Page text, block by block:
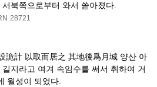
북쪽으로부터 와서 쏟아졌다.
28721
詭計 以取而居之 其地後爲月城 양산 아
지라고 여겨 속임수를 써서 취하여 거
월성이 되었다.